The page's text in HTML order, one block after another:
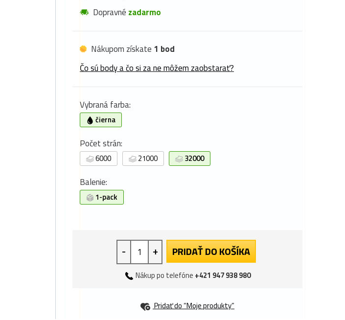
Dopravné zadarmo
Nákupom získate 1 bod
Čo sú body a čo si za ne môžem zaobstarať?
Vybraná farba:
čierna
Počet strán:
6000 21000 32000
Balenie:
1-pack
- + PRIDAŤ DO KOŠÍKA
Nákup po telefóne +421 947 938 980
Pridať do “Moje produkty”